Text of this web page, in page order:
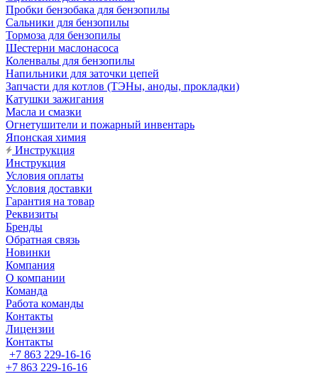
Пробки бензобака для бензопилы
Сальники для бензопилы
Тормоза для бензопилы
Шестерни маслонасоса
Коленвалы для бензопилы
Напильники для заточки цепей
Запчасти для котлов (ТЭНы, аноды, прокладки)
Катушки зажигания
Масла и смазки
Огнетушители и пожарный инвентарь
Японская химия
Инструкция
Инструкция
Условия оплаты
Условия доставки
Гарантия на товар
Реквизиты
Бренды
Обратная связь
Новинки
Компания
О компании
Команда
Работа команды
Контакты
Лицензии
Контакты
+7 863 229-16-16
+7 863 229-16-16